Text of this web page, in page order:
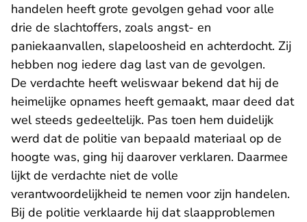
handelen heeft grote gevolgen gehad voor alle
drie de slachtoffers, zoals angst- en
paniekaanvallen, slapeloosheid en achterdocht. Zij
hebben nog iedere dag last van de gevolgen.
De verdachte heeft weliswaar bekend dat hij de
heimelijke opnames heeft gemaakt, maar deed dat
wel steeds gedeeltelijk. Pas toen hem duidelijk
werd dat de politie van bepaald materiaal op de
hoogte was, ging hij daarover verklaren. Daarmee
lijkt de verdachte niet de volle
verantwoordelijkheid te nemen voor zijn handelen.
Bij de politie verklaarde hij dat slaapproblemen